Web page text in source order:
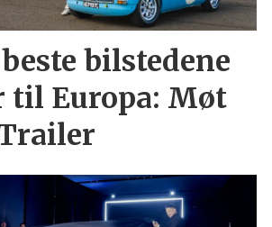
bilstedene
til Europa: Møt